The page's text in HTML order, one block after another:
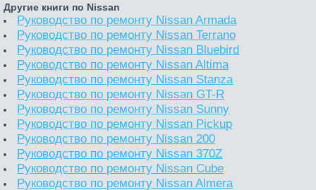
Другие книги по Nissan
Руководство по ремонту Nissan Armada
Руководство по ремонту Nissan Terrano
Руководство по ремонту Nissan Bluebird
Руководство по ремонту Nissan Altima
Руководство по ремонту Nissan Stanza
Руководство по ремонту Nissan GT-R
Руководство по ремонту Nissan Sunny
Руководство по ремонту Nissan Pickup
Руководство по ремонту Nissan 200
Руководство по ремонту Nissan 370Z
Руководство по ремонту Nissan Cube
Руководство по ремонту Nissan Almera